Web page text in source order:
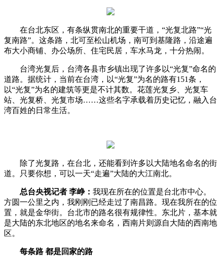
在台北东区，有条纵贯南北的重要干道，“光复北路”“光
复南路”。这条路，北可至松山机场，南可到基隆路，沿途遍
布大小商铺、办公场所、住宅民居，车水马龙，十分热闹。
台湾光复后，台湾各县市乡镇出现了许多以“光复”命名的
道路。据统计，当前在台湾，以“光复”为名的路有151条，
以“光复”为名的建筑等更是不计其数。花莲光复乡、光复车
站、光复桥、光复市场……这些名字承载着历史记忆，融入台
湾百姓的日常生活。
除了光复路，在台北，还能看到许多以大陆地名命名的街
道。只要你想，可以一天“走遍”大陆的大江南北。
总台央视记者 李峥： 我现在所在的位置是台北市中心。
方圆一公里之内，我刚刚已经走过了南昌路。现在我所在的位
置，就是金华街。台北市的路名很有规律性。东北片，基本就
是大陆的东北地区的地名来命名，西南片则源自大陆的西南地
区。
每条路 都是回家的路